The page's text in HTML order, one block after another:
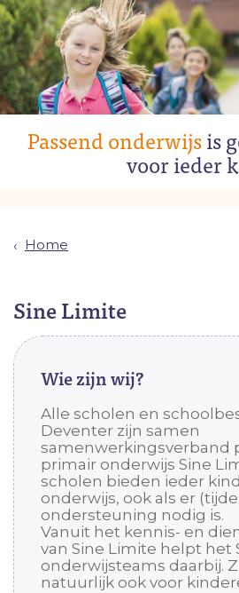
Passend onderwijsis
voor ieder
Home
Sine Limite
Wie zijn wij?
Alle scholen en
Deventer zijn samen
samenwerkingsverband
primair onderwijs Sine
scholen bieden ieder
onderwijs, ook als er
ondersteuning nodig is.
Vanuit het kennis- en
van Sine Limite helpt het
onderwijsteams daarbij.
natuurlijk ook voor